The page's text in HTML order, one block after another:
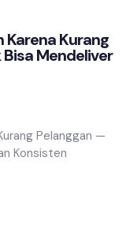
Karena Kurang
Mendeliver
Pelanggan —
Konsisten